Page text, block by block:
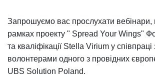
Запрошуємо вас прослухати вебінари,
рамках проекту " Spread Your Wings"
та кваліфікації Stella Virium у
волонтерами одного з провідних
UBS Solution Poland.